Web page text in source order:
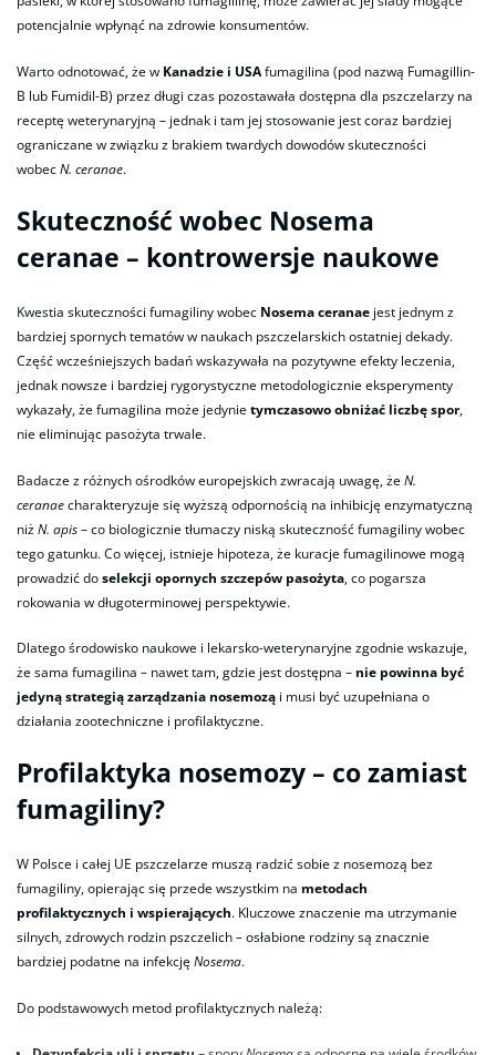
potencjalnie wpłynąć na zdrowie konsumentów.
Warto odnotować, że w Kanadzie i USAfumagilina (pod nazwą Fumagillin-
B lub Fumidil-B) przez długi czas pozostawała dostępna dla pszczelarzy na
receptę weterynaryjną – jednak i tam jej stosowanie jest coraz bardziej
ograniczane w związku z brakiem twardych dowodów skuteczności
wobecN. ceranae.
Skuteczność wobec Nosema
ceranae – kontrowersje naukowe
Kwestia skuteczności fumagiliny wobec Nosema ceranae jest jednym z
bardziej spornych tematów w naukach pszczelarskich ostatniej dekady.
Część wcześniejszych badań wskazywała na pozytywne efekty leczenia,
jednak nowsze i bardziej rygorystyczne metodologicznie eksperymenty
wykazały, że fumagilina może jedynietymczasowo obniżać liczbę spor,
nie eliminując pasożyta trwale.
Badacze z różnych ośrodków europejskich zwracają uwagę, żeN.
ceranaecharakteryzuje się wyższą odpornością na inhibicję enzymatyczną
niżN. apis– co biologicznie tłumaczy niską skuteczność fumagiliny wobec
tego gatunku. Co więcej, istnieje hipoteza, że kuracje fumagilinowe mogą
prowadzić doselekcji opornych szczepów pasożyta, co pogarsza
rokowania w długoterminowej perspektywie.
Dlatego środowisko naukowe i lekarsko-weterynaryjne zgodnie wskazuje,
że sama fumagilina – nawet tam, gdzie jest dostępna – nie powinna być
jedyną strategią zarządzania nosemozą i musi być uzupełniana o
działania zootechniczne i profilaktyczne.
Profilaktyka nosemozy – co zamiast
fumagiliny?
W Polsce i całej UE pszczelarze muszą radzić sobie z nosemozą bez
fumagiliny, opierając się przede wszystkim na metodach
profilaktycznych i wspierających. Kluczowe znaczenie ma utrzymanie
silnych, zdrowych rodzin pszczelich – osłabione rodziny są znacznie
bardziej podatne na infekcjęNosema.
Do podstawowych metod profilaktycznych należą: